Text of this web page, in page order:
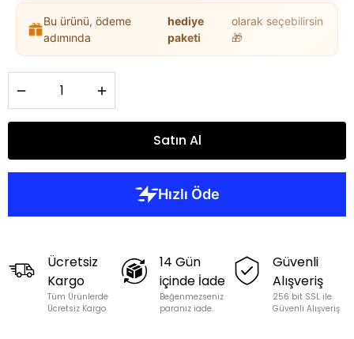
Bu ürünü, ödeme
adımında
hediye
paketi
olarak seçebilirsin
🎁
Satın Al
Ücretsiz
Kargo
Tüm Ürünlerde
Ücretsiz Kargo
14 Gün
içinde İade
Beğenmezseniz
paranız iade.
Güvenli
Alışveriş
256 bit SSL ile
Güvenli Alışveriş